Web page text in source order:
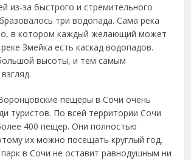
из-за быстрого и стремительного
три водопада. Сама река
в котором каждый желающий может
Змейка есть каскад водопадов.
высоты, и тем самым
пещеры в Сочи очень
туристов. По всей территории Сочи
400 пещер. Они полностью
их можно посещать круглый год.
в Сочи не оставит равнодушным ни